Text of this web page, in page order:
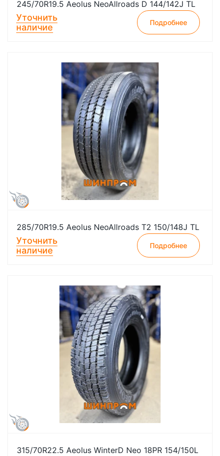
245/70R19.5 Aeolus NeoAllroads D 144/142J TL
Уточнить
наличие
Подробнее
285/70R19.5 Aeolus NeoAllroads T2 150/148J TL
Уточнить
наличие
Подробнее
315/70R22.5 Aeolus WinterD Neo 18PR 154/150L